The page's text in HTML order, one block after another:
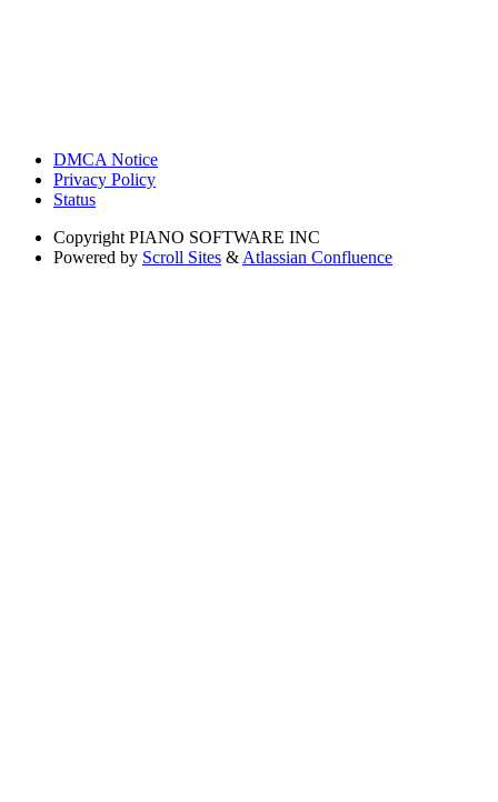
DMCA Notice
Privacy Policy
Status
Copyright PIANO SOFTWARE INC
Powered by Scroll Sites &Atlassian Confluence